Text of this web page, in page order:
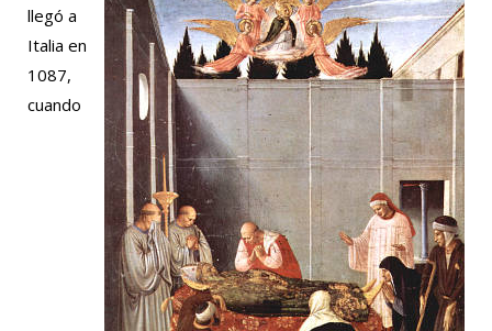
llegó a
Italia en
1087,
cuando